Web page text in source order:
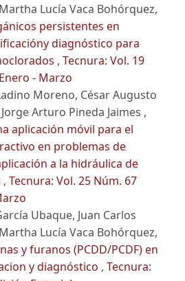
Lucía Vaca Bohórquez,
persistentes en
diagnóstico para
, Tecnura: Vol. 19
- Marzo
Moreno, César Augusto
Arturo Pineda Jaimes ,
aplicación móvil para el
en problemas de
a la hidráulica de
, Tecnura: Vol. 25 Núm. 67
Ubaque, Juan Carlos
Lucía Vaca Bohórquez,
y furanos (PCDD/PCDF) en
y diagnóstico , Tecnura: